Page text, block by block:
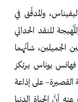
والمدقِّق في
للنقد الحداثي
الجميلين، شأنُهما
يوناس يرتكز
القصيرة– على إذاعة